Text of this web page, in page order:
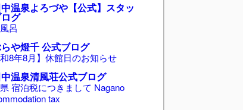
温泉よろづや【公式】スタッ
グ
呂
や燈千 公式ブログ
和8年8月】休館日のお知らせ
温泉清風荘公式ブログ
宿泊税につきまして Nagano
tax